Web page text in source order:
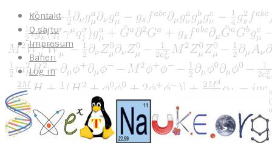
Kontakt
O sajtu
Impresum
Baneri
Log in